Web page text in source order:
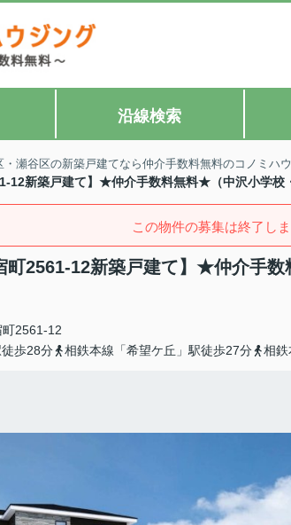
沿線検索
瀬谷区の新築戸建てなら仲介手数料無料のコノミハ
12新築戸建て】★仲介手数料無料★（中沢小学校
この物件の募集は終了しま
町2561-12新築戸建て】★仲介手
町2561-12
歩28分
相鉄本線「希望ケ丘」駅徒歩27分 相鉄